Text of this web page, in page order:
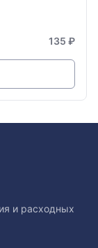
135 ₽
и расходных